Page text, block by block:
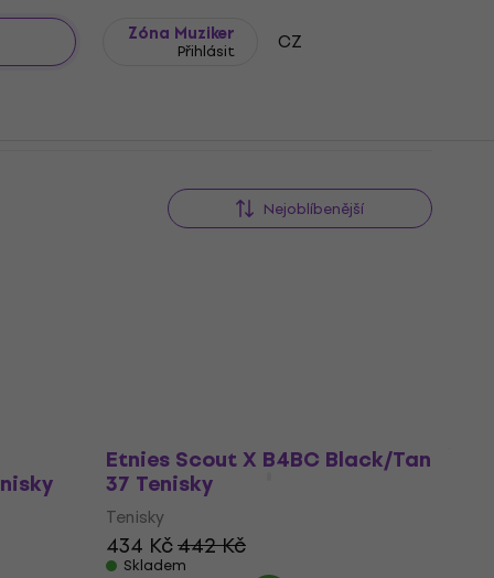
Zóna Muziker
Přihlásit CZ
Nejoblíbenější
Etnies Scout X B4BC Black/Tan
37 Tenisky
Tenisky
434 Kč442 Kč
Skladem